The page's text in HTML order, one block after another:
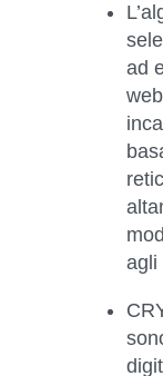
ad
agli